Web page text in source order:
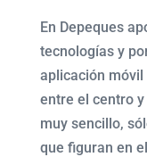
En Depeques
tecnologías y
aplicación móvil
entre el centro
muy sencillo,
que figuran en